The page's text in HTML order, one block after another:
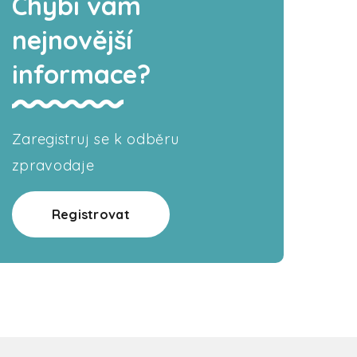
nejnovější
informace?
Zaregistruj se k odběru
zpravodaje
Registrovat